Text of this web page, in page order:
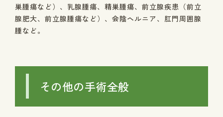
巣腫瘍など）、乳腺腫瘍、精巣腫瘍、前立腺疾患（前立
腺肥大、前立腺腫瘍など）、会陰ヘルニア、肛門周囲腺
腫など。
その他の手術全般